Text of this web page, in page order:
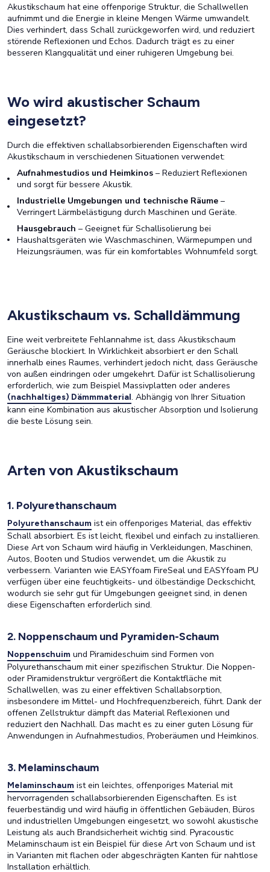
Akustikschaum hat eine offenporige Struktur, die Schallwellen
aufnimmt und die Energie in kleine Mengen Wärme umwandelt.
Dies verhindert, dass Schall zurückgeworfen wird, und reduziert
störende Reflexionen und Echos. Dadurch trägt es zu einer
besseren Klangqualität und einer ruhigeren Umgebung bei.
Wo wird akustischer Schaum
eingesetzt?
Durch die effektiven schallabsorbierenden Eigenschaften wird
Akustikschaum in verschiedenen Situationen verwendet:
Aufnahmestudios und Heimkinos – Reduziert Reflexionen
und sorgt für bessere Akustik.
Industrielle Umgebungen und technische Räume –
Verringert Lärmbelästigung durch Maschinen und Geräte.
Hausgebrauch – Geeignet für Schallisolierung bei
Haushaltsgeräten wie Waschmaschinen, Wärmepumpen und
Heizungsräumen, was für ein komfortables Wohnumfeld sorgt.
Akustikschaum vs. Schalldämmung
Eine weit verbreitete Fehlannahme ist, dass Akustikschaum
Geräusche blockiert. In Wirklichkeit absorbiert er den Schall
innerhalb eines Raumes, verhindert jedoch nicht, dass Geräusche
von außen eindringen oder umgekehrt. Dafür ist Schallisolierung
erforderlich, wie zum Beispiel Massivplatten oder anderes
(nachhaltiges) Dämmmaterial. Abhängig von Ihrer Situation
kann eine Kombination aus akustischer Absorption und Isolierung
die beste Lösung sein.
Arten von Akustikschaum
1. Polyurethanschaum
Polyurethanschaum ist ein offenporiges Material, das effektiv
Schall absorbiert. Es ist leicht, flexibel und einfach zu installieren.
Diese Art von Schaum wird häufig in Verkleidungen, Maschinen,
Autos, Booten und Studios verwendet, um die Akustik zu
verbessern. Varianten wie EASYfoam FireSeal und EASYfoam PU
verfügen über eine feuchtigkeits- und ölbeständige Deckschicht,
wodurch sie sehr gut für Umgebungen geeignet sind, in denen
diese Eigenschaften erforderlich sind.
2. Noppenschaum und Pyramiden-Schaum
Noppenschuim und Piramideschuim sind Formen von
Polyurethanschaum mit einer spezifischen Struktur. Die Noppen-
oder Piramidenstruktur vergrößert die Kontaktfläche mit
Schallwellen, was zu einer effektiven Schallabsorption,
insbesondere im Mittel- und Hochfrequenzbereich, führt. Dank der
offenen Zellstruktur dämpft das Material Reflexionen und
reduziert den Nachhall. Das macht es zu einer guten Lösung für
Anwendungen in Aufnahmestudios, Proberäumen und Heimkinos.
3. Melaminschaum
Melaminschaum ist ein leichtes, offenporiges Material mit
hervorragenden schallabsorbierenden Eigenschaften. Es ist
feuerbeständig und wird häufig in öffentlichen Gebäuden, Büros
und industriellen Umgebungen eingesetzt, wo sowohl akustische
Leistung als auch Brandsicherheit wichtig sind. Pyracoustic
Melaminschaum ist ein Beispiel für diese Art von Schaum und ist
in Varianten mit flachen oder abgeschrägten Kanten für nahtlose
Installation erhältlich.